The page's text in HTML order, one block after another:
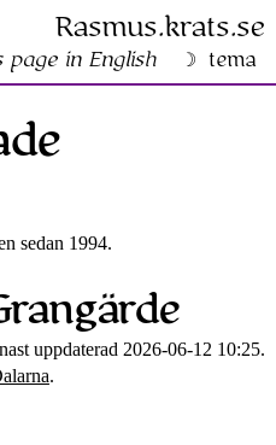
Rasmus​.krats​.se
page in English tema
sedan 1994.
uppdaterad 2026-06-12 10:25.
.